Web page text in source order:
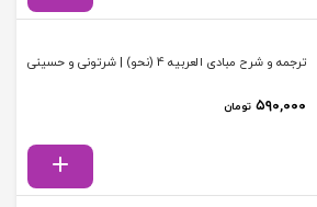
ترجمه و شرح مبادی العربیه 4 (نحو) | شرتونی و حسینی
۵۹۰,۰۰۰ تومان